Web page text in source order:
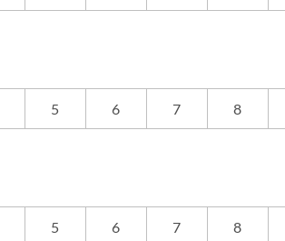
5 6 7 8
5 6 7 8